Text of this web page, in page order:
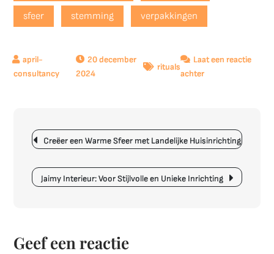
sfeer stemming verpakkingen
20 december
2024
rituals
Laat een reactie
achterop
Huis
met
Parfum
Interieur
Berichtnavigatie
Creëer een Warme Sfeer met Landelijke Huisinrichting
Jaimy Interieur: Voor Stijlvolle en Unieke Inrichting
Geef een reactie